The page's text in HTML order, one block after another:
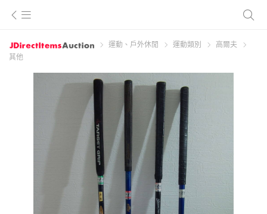
運動、戶外休閒 運動類別
高爾夫
其他